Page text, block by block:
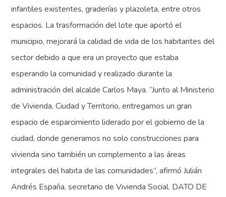
infantiles existentes, graderías y plazoleta, entre otros
espacios. La trasformación del lote que aportó el
municipio, mejorará la calidad de vida de los habitantes del
sector debido a que era un proyecto que estaba
esperando la comunidad y realizado durante la
administración del alcalde Carlos Maya. “Junto al Ministerio
de Vivienda, Ciudad y Territorio, entregamos un gran
espacio de esparcimiento liderado por el gobierno de la
ciudad, donde generamos no solo construcciones para
vivienda sino también un complemento a las áreas
integrales del habita de las comunidades”, afirmó Julián
Andrés España, secretario de Vivienda Social. DATO DE